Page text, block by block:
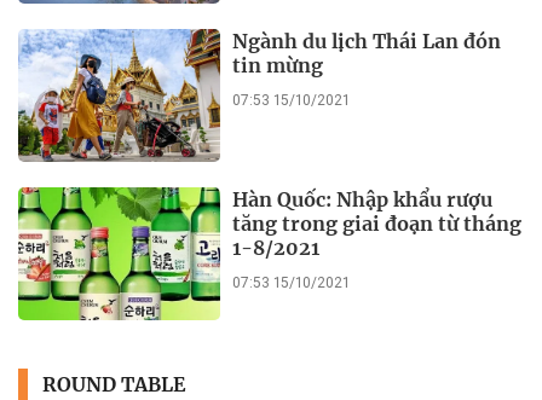
Ngành du lịch Thái Lan đón
tin mừng
07:53 15/10/2021
Hàn Quốc: Nhập khẩu rượu
tăng trong giai đoạn từ tháng
1-8/2021
07:53 15/10/2021
ROUND TABLE